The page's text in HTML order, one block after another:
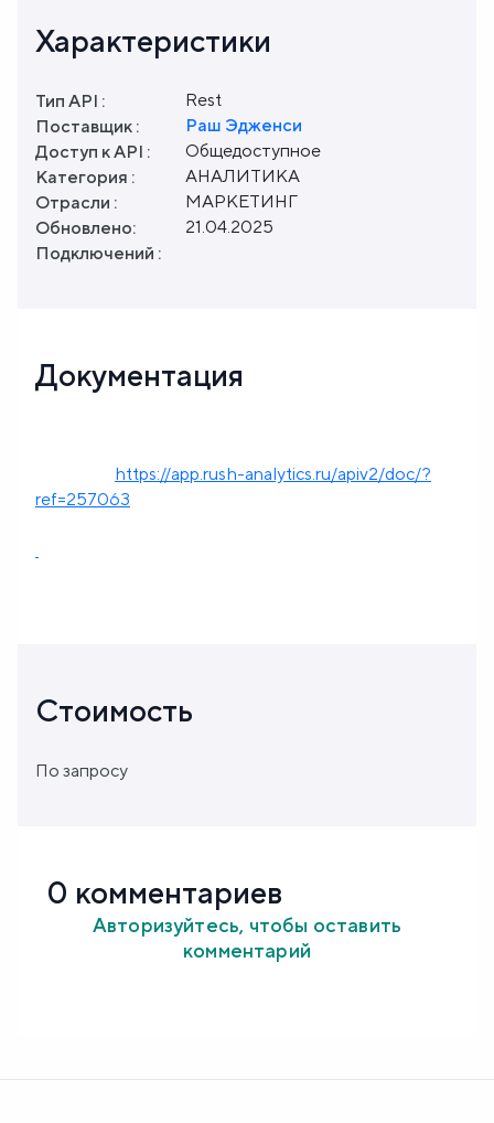
Характеристики
Тип API :
Rest
Поставщик :
Раш Эдженси
Доступ к API :
Общедоступное
Категория :
АНАЛИТИКА
Отрасли :
МАРКЕТИНГ
Обновлено:
21.04.2025
Подключений :
Документация
https://app.rush-analytics.ru/apiv2/doc/?
ref=257063
Стоимость
По запросу
0 комментариев
Авторизуйтесь, чтобы оставить
комментарий